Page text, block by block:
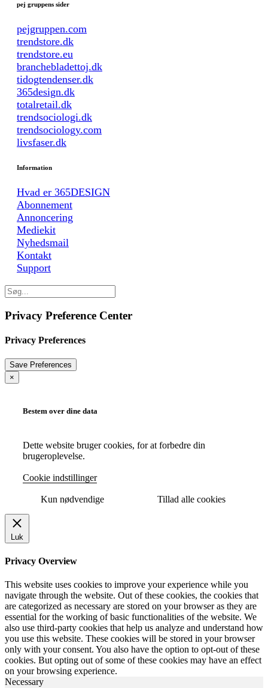
pej gruppens sider
pejgruppen.com
trendstore.dk
trendstore.eu
branchebladettoj.dk
tidogtendenser.dk
365design.dk
totalretail.dk
trendsociologi.dk
trendsociology.com
livsfaser.dk
Information
Hvad er 365DESIGN
Abonnement
Annoncering
Mediekit
Nyhedsmail
Kontakt
Support
Privacy Preference Center
Privacy Preferences
×
Bestem over dine data
Dette website bruger cookies, for at forbedre din
brugeroplevelse.
Cookie indstillinger
Kun nødvendige Tillad alle cookies
Luk
Privacy Overview
This website uses cookies to improve your experience while you
navigate through the website. Out of these cookies, the cookies that
are categorized as necessary are stored on your browser as they are
essential for the working of basic functionalities of the website. We
also use third-party cookies that help us analyze and understand how
you use this website. These cookies will be stored in your browser
only with your consent. You also have the option to opt-out of these
cookies. But opting out of some of these cookies may have an effect
on your browsing experience.
Necessary